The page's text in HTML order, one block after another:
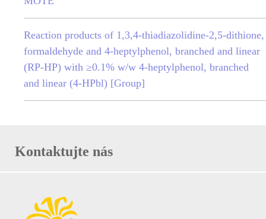
Reaction products of 1,3,4-thiadiazolidine-2,5-dithione,
formaldehyde and 4-heptylphenol, branched and linear
(RP-HP) with ≥0.1% w/w 4-heptylphenol, branched
and linear (4-HPbl) [Group]
Kontaktujte nás